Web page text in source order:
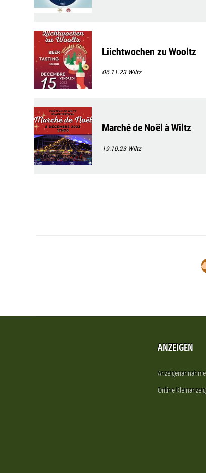
Liichtwochen zu Wooltz
06.11.23 Wiltz
Marché de Noël à Wiltz
19.10.23 Wiltz
ANZEIGEN
Anzeigenannahme
Online